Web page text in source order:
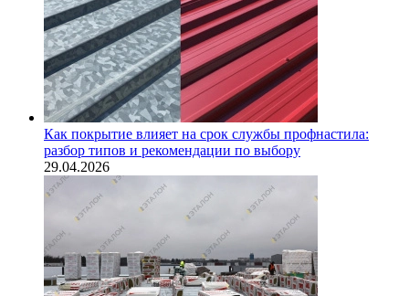
Как покрытие влияет на срок службы профнастила:
разбор типов и рекомендации по выбору
29.04.2026